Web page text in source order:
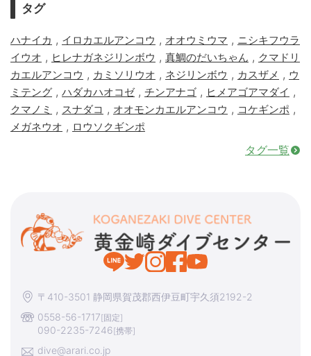
タグ
ハナイカ , イロカエルアンコウ , オオウミウマ , ニシキフウラ
イウオ , ヒレナガネジリンボウ , 真鯛のだいちゃん , クマドリ
カエルアンコウ , カミソリウオ , ネジリンボウ , カスザメ , ウ
ミテング , ハダカハオコゼ, チンアナゴ , ヒメアゴアマダイ ,
クマノミ , スナダコ , オオモンカエルアンコウ , コケギンポ ,
メガネウオ , ロウソクギンポ
タグ一覧
〒410-3501 静岡県賀茂郡西伊豆町宇久須2192-2
0558-56-1717[固定]
090-2235-7246[携帯]
dive@arari.co.jp